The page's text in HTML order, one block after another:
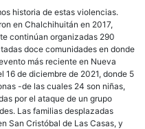
historia de estas violencias.
en Chalchihuitán en 2017,
continúan organizadas 290
doce comunidades en donde
más reciente en Nueva
16 de diciembre de 2021, donde 5
-de las cuales 24 son niñas,
por el ataque de un grupo
Las familias desplazadas
San Cristóbal de Las Casas, y